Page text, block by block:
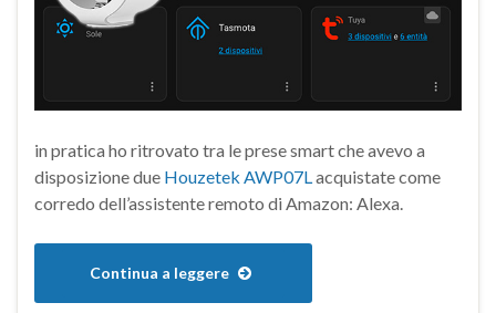
in pratica ho ritrovato tra le prese smart che avevo a
disposizione due Houzetek AWP07Lacquistate come
corredo dell’assistente remoto di Amazon: Alexa.
Continua a leggere